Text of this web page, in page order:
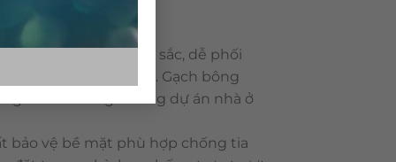
về mẫu mã, màu sắc, dễ phối
rất bền với thời gian. Gạch bông
sân trong những dự án nhà ở
bảo vệ bề mặt phù hợp chống tia